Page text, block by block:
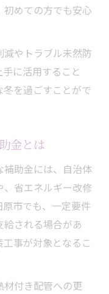
めての方でも安心
やトラブル未然防
に活用すること
を過ごすことがで
金とは
助金には、自治体
省エネルギー改修
市でも、一定要件
される場合があ
事が対象となるこ
材付き配管への更